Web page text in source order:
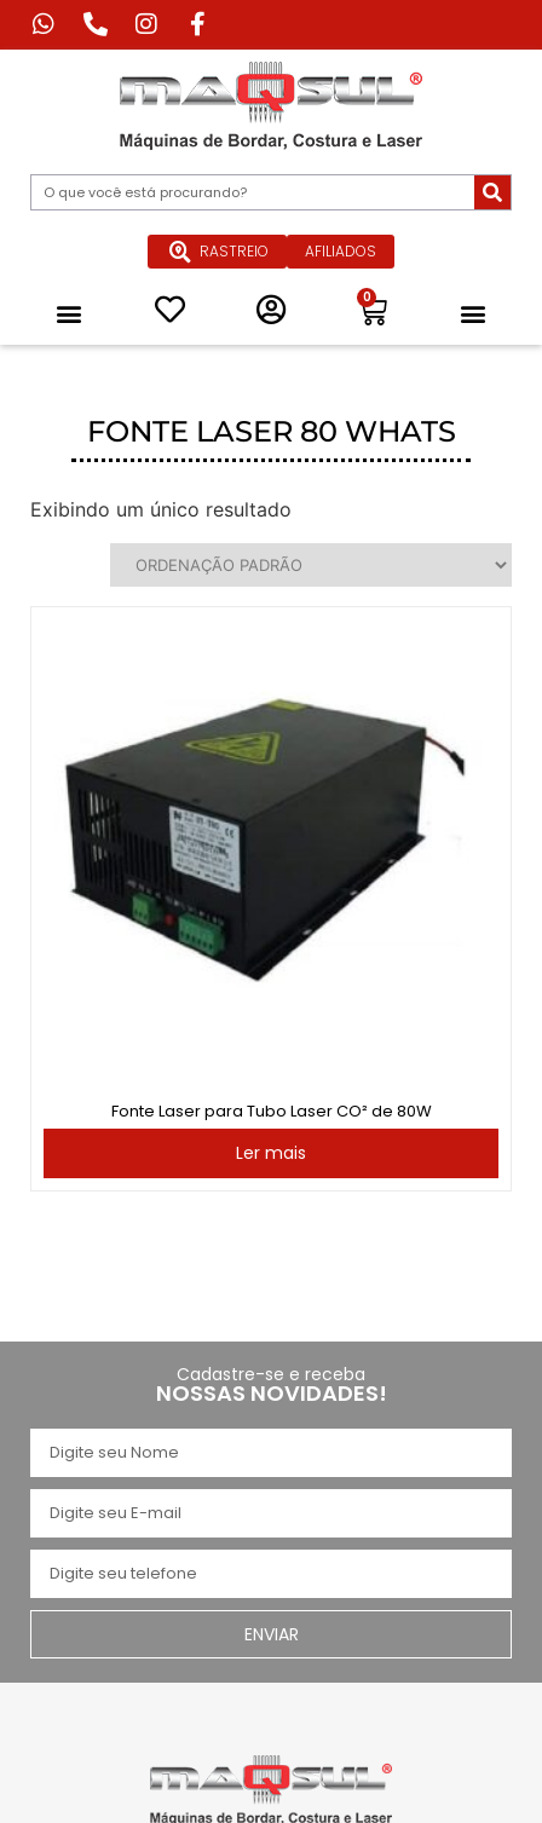
RASTREIO AFILIADOS
0
FONTE LASER 80 WHATS
Exibindo um único resultado
Fonte Laser para Tubo Laser CO² de 80W
Ler mais
Cadastre-se e receba
NOSSAS NOVIDADES!
ENVIAR